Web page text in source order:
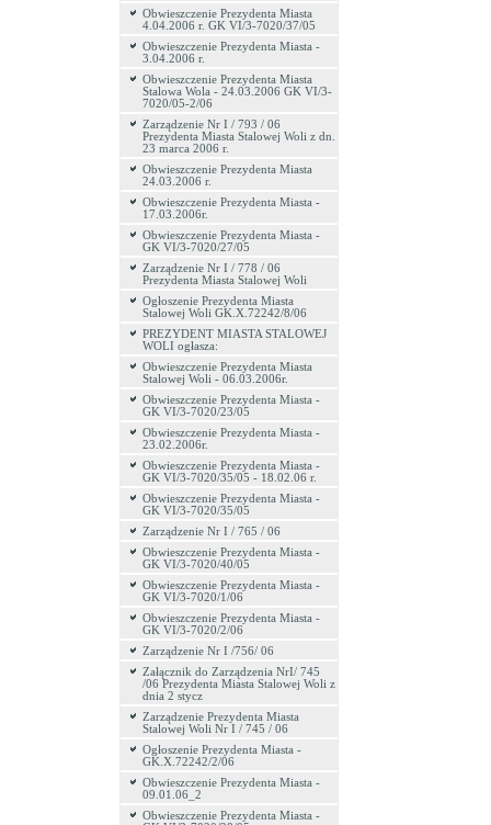
Obwieszczenie Prezydenta Miasta
4.04.2006 r. GK VI/3-7020/37/05
Obwieszczenie Prezydenta Miasta -
3.04.2006 r.
Obwieszczenie Prezydenta Miasta
Stalowa Wola - 24.03.2006 GK VI/3-
7020/05-2/06
Zarządzenie Nr I / 793 / 06
Prezydenta Miasta Stalowej Woli z dn.
23 marca 2006 r.
Obwieszczenie Prezydenta Miasta
24.03.2006 r.
Obwieszczenie Prezydenta Miasta -
17.03.2006r.
Obwieszczenie Prezydenta Miasta -
GK VI/3-7020/27/05
Zarządzenie Nr I / 778 / 06
Prezydenta Miasta Stalowej Woli
Ogłoszenie Prezydenta Miasta
Stalowej Woli GK.X.72242/8/06
PREZYDENT MIASTA STALOWEJ
WOLI ogłasza:
Obwieszczenie Prezydenta Miasta
Stalowej Woli - 06.03.2006r.
Obwieszczenie Prezydenta Miasta -
GK VI/3-7020/23/05
Obwieszczenie Prezydenta Miasta -
23.02.2006r.
Obwieszczenie Prezydenta Miasta -
GK VI/3-7020/35/05 - 18.02.06 r.
Obwieszczenie Prezydenta Miasta -
GK VI/3-7020/35/05
Zarządzenie Nr I / 765 / 06
Obwieszczenie Prezydenta Miasta -
GK VI/3-7020/40/05
Obwieszczenie Prezydenta Miasta -
GK VI/3-7020/1/06
Obwieszczenie Prezydenta Miasta -
GK VI/3-7020/2/06
Zarządzenie Nr I /756/ 06
Załącznik do Zarządzenia NrI/ 745
/06 Prezydenta Miasta Stalowej Woli z
dnia 2 stycz
Zarządzenie Prezydenta Miasta
Stalowej Woli Nr I / 745 / 06
Ogłoszenie Prezydenta Miasta -
GK.X.72242/2/06
Obwieszczenie Prezydenta Miasta -
09.01.06_2
Obwieszczenie Prezydenta Miasta -